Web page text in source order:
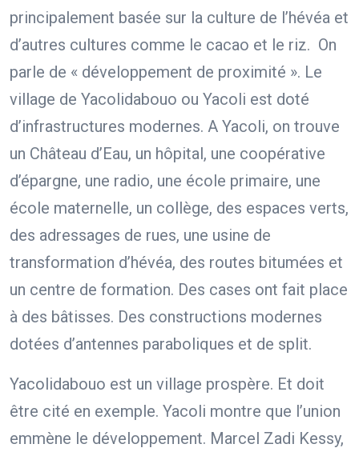
principalement basée sur la culture de l’hévéa et
d’autres cultures comme le cacao et le riz. On
parle de « développement de proximité ». Le
village de Yacolidabouo ou Yacoli est doté
d’infrastructures modernes. A Yacoli, on trouve
un Château d’Eau, un hôpital, une coopérative
d’épargne, une radio, une école primaire, une
école maternelle, un collège, des espaces verts,
des adressages de rues, une usine de
transformation d’hévéa, des routes bitumées et
un centre de formation. Des cases ont fait place
à des bâtisses. Des constructions modernes
dotées d’antennes paraboliques et de split.
Yacolidabouo est un village prospère. Et doit
être cité en exemple. Yacoli montre que l’union
emmène le développement. Marcel Zadi Kessy,